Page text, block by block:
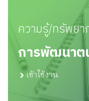
ความรู้/ทรัพย
การพัฒนาต
เข้าใช้งาน